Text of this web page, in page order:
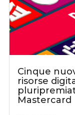
Cinque
risorse
Mastercard